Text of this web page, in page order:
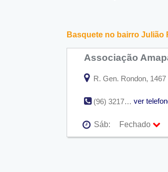
Basquete no bairro Julião
Associação
R. Gen. Rondon,
(96) 3217-2325 ver
Sáb:
Fechado
Seg:
09:00 - 18:00